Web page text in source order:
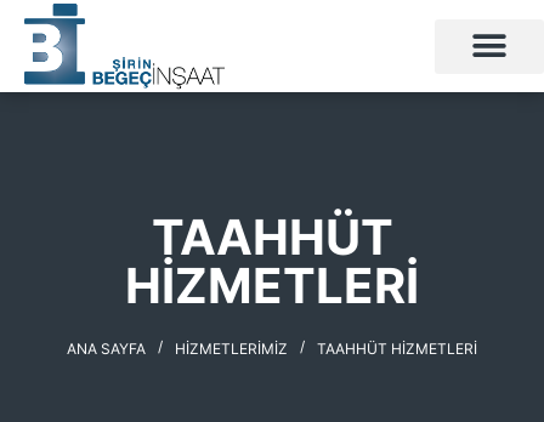
TAAHHÜT
HIZMETLERI
ANA SAYFA / HIZMETLERIMIZ / TAAHHÜT HIZMETLERI